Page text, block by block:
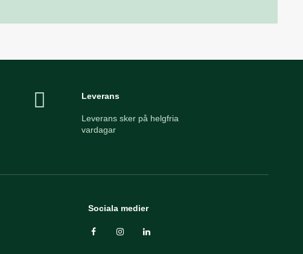
Leverans
Leverans sker på helgfria
vardagar
Sociala medier